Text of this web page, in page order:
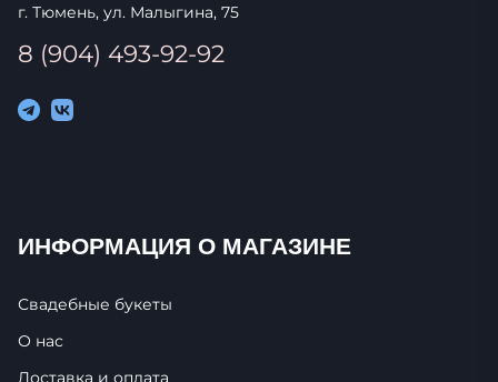
г. Тюмень, ул. Малыгина, 75
8 (904) 493-92-92
ИНФОРМАЦИЯ О МАГАЗИНЕ
Свадебные букеты
О нас
Доставка и оплата